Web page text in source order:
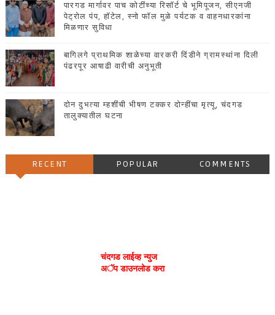
पारगड मार्गावर पाच कोटींच्या रिसॉर्ट चे भूमिपूजन, सीएनजी
पेट्रोल पंप, हॉटेल, स्नो फॉल मुळे पर्यटक व वाहनधारकांना
मिळणार सुविधा
बागिलगे प्राथमिक शाळेच्या वारकरी दिंडीने ग्रामस्थांना दिली
पंढरपूर आषाढी वारीची अनुभूती
दोन दुभत्या म्हशींची भीषण टक्कर दोन्हींचा मृत्यू, चंदगड
तालुक्यातील घटना
RECENT POPULAR COMMENTS
चंदगड लाईव्ह न्युज
अॅप डाउनलोड करा